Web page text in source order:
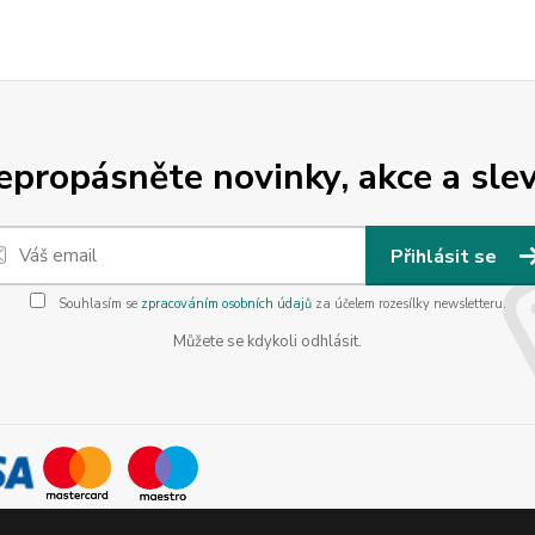
novinky, akce a
Přihlásit se
Souhlasím se zpracováním osobních údajůza účelem rozesílky newsletteru.
Můžete se kdykoli odhlásit.